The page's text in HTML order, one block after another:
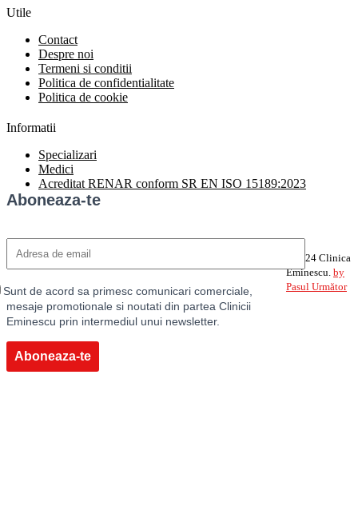
Utile
Contact
Despre noi
Termeni si conditii
Politica de confidentialitate
Politica de cookie
Informatii
Specializari
Medici
Acreditat RENAR conform SR EN ISO 15189:2023
Aboneaza-te
Sunt de acord sa primesc comunicari comerciale,
mesaje promotionale si noutati din partea Clinicii
Eminescu prin intermediul unui newsletter.
Aboneaza-te
©2024 Clinica
Eminescu. by
Pasul Următor